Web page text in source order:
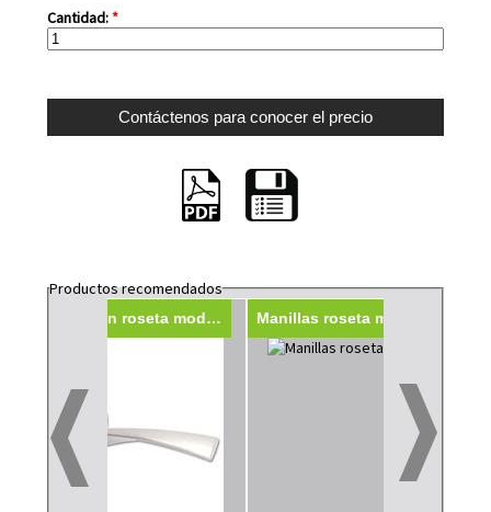
Cantidad:*
Productos recomendados
Manillas con roseta modelo 130AManillas roseta modelo 130